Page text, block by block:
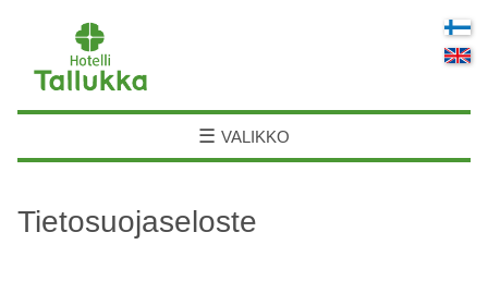
☰ VALIKKO
Tietosuojaseloste